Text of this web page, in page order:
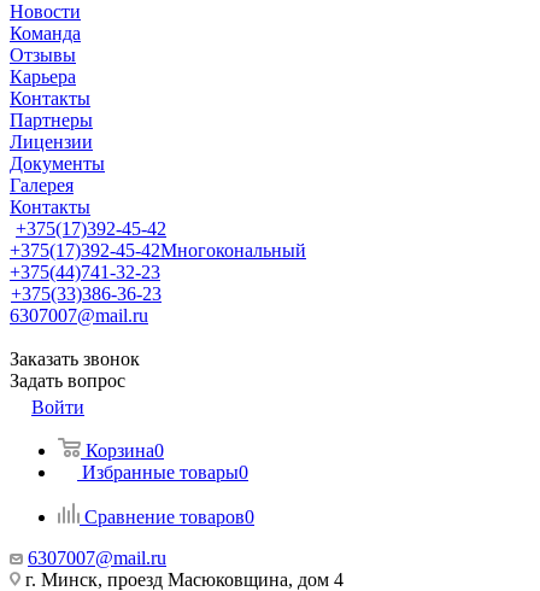
Новости
Команда
Отзывы
Карьера
Контакты
Партнеры
Лицензии
Документы
Галерея
Контакты
+375(17)392-45-42
+375(17)392-45-42Многокональный
+375(44)741-32-23
+375(33)386-36-23
6307007@mail.ru
Заказать звонок
Задать вопрос
Войти
Корзина0
Избранные товары0
Сравнение товаров0
6307007@mail.ru
г. Минск, проезд Масюковщина, дом 4